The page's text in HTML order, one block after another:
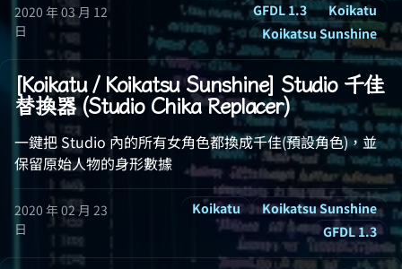
2020 年 03 月 12
日
GFDL 1.3
Koikatu
Koikatsu Sunshine
[Koikatu / Koikatsu Sunshine] Studio 千佳
替換器 (Studio Chika Replacer)
一鍵把 Studio 內的所有女角色都換成千佳(預設角色)，並
保留原始人物的身形數據
2020 年 02 月 23
日
Koikatu
Koikatsu Sunshine
GFDL 1.3